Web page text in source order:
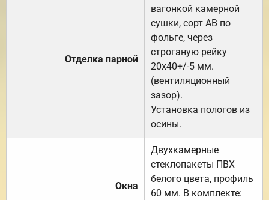
Отделка парной
вагонкой камерной
сушки, сорт АВ по
фольге, через
строганую рейку
20х40+/-5 мм.
(вентиляционный
зазор).
Установка пологов из
осины.
Окна
Двухкамерные
стеклопакеты ПВХ
белого цвета, профиль
60 мм. В комплекте: